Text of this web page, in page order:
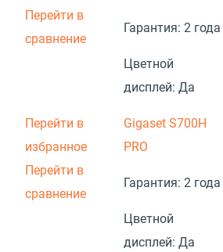
Перейти в
сравнение
Гарантия: 2 года
Цветной
дисплей:Да
Перейти в
избранное
Перейти в
сравнение
Gigaset S700H
PRO
Гарантия: 2 года
Цветной
дисплей:Да